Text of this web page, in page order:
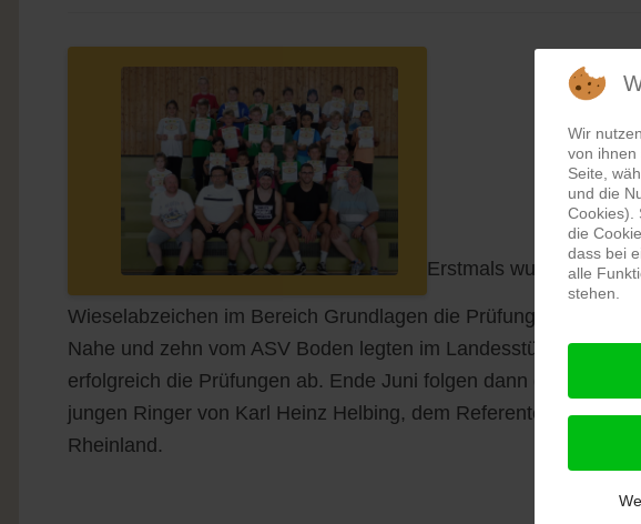
Erstmals wurden im
Wieselabzeichen im Bereich Grundlagen die Prüfungen
Nahe und zehn vom ASV Boden legten im Landesstützpunkt
erfolgreich die Prüfungen ab. Ende Juni folgen dann die
jungen Ringer von Karl Heinz Helbing, dem Referenten für
Rheinland.
Wir
von ihnen
Seite,
und die
Cookies).
die
dass bei
alle
stehen.